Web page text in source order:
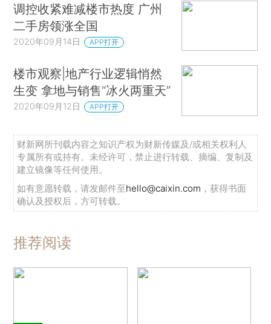
调控收紧难减楼市热度 广州
二手房领涨全国
2020年09月14日 APP打开
楼市观察|地产行业逻辑悄然
生变 拿地与销售“冰火两重天”
2020年09月12日 APP打开
财新网所刊载内容之知识产权为财新传媒及/或相关权利人
专属所有或持有。未经许可，禁止进行转载、摘编、复制及
建立镜像等任何使用。
如有意愿转载，请发邮件至hello@caixin.com ，获得书面
确认及授权后，方可转载。
推荐阅读